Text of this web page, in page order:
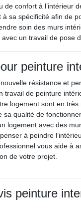
confort à l’intérieur
sa spécificité afin de
soin des murs
un travail de pose
peinture
résistance et
travail de peinture
logement sont en très
sa qualité de
logement avec des
à peindre
vous aide à
de votre projet.
peinture